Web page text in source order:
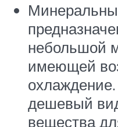
небольшой
имеющей
дешевый
вещества